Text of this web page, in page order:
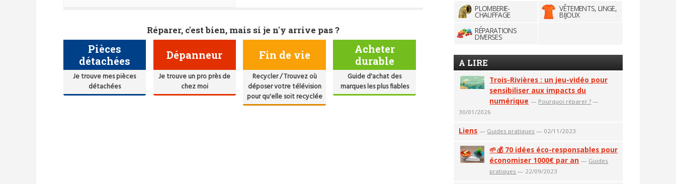
Réparer, c'est bien, mais si je n'y arrive pas ?
Pièces
détachées
Je trouve mes pièces
détachées
Dépanneur
Je trouve un pro près de
chez moi
Fin de vie
Recycler / Trouvez où
déposer votre télévision
pour qu'elle soit recyclée
Acheter
durable
Guide d'achat des
marques les plus fiables
PLOMBERIE-
CHAUFFAGE
VÊTEMENTS, LINGE,
BIJOUX
RÉPARATIONS
DIVERSES
A LIRE
Trois-Rivières : un jeu-vidéo pour
sensibiliser aux impacts du
numérique — Pourquoi réparer ? —
30/01/2026
Liens — Guides pratiques — 02/11/2023
🌱💰 70 idées éco-responsables pour
économiser 1000€ par an — Guides
pratiques — 22/09/2023